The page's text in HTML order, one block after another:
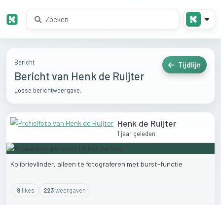
Bericht
Bericht van Henk de Ruijter
Losse berichtweergave.
Tijdlijn
Henk de Ruijter
1 jaar geleden
Kolibrievlinder, alleen te fotograferen met burst-functie
9likes 223weergaven